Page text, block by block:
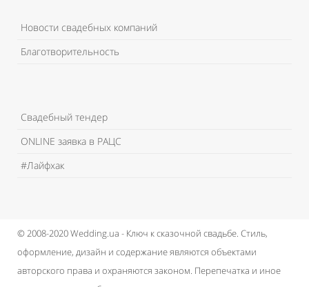
Новости свадебных компаний
Благотворительность
Свадебный тендер
ONLINE заявка в РАЦС
#Лайфхак
© 2008-2020 Wedding.ua - Ключ к сказочной свадьбе. Стиль,
оформление, дизайн и содержание являются объектами
авторского права и охраняются законом. Перепечатка и иное